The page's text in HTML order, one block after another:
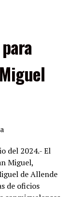
del 2024.- El
Miguel,
de Allende
de oficios